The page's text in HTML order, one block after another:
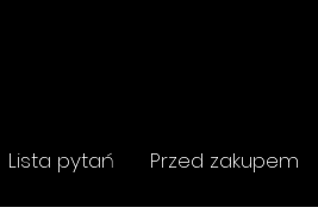
Lista pytań Przed zakupem